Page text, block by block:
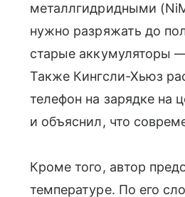
металлгидридными
нужно разряжать до
старые аккумуляторы
Также Кингсли-Хьюз
телефон на зарядке на
и объяснил, что
Кроме того, автор
температуре. По его